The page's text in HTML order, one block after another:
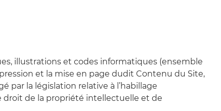
illustrations et codes informatiques (ensemble
et la mise en page dudit Contenu du Site,
par la législation relative à l’habillage
droit de la propriété intellectuelle et de